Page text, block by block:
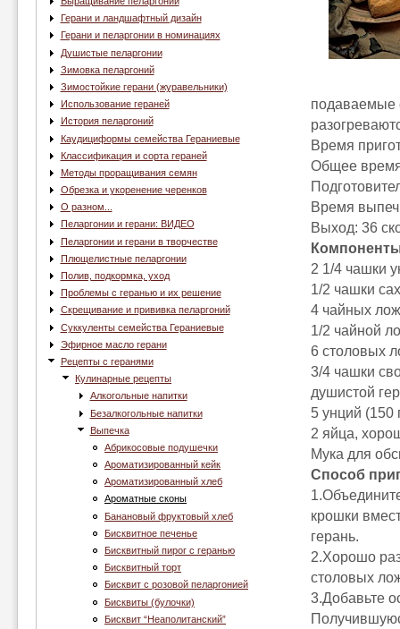
Герани и ландшафтный дизайн
Герани и пеларгонии в номинациях
Душистые пеларгонии
Зимовка пеларгоний
Зимостойкие герани (журавельники)
Использование гераней
История пеларгоний
Каудициформы семейства Гераниевые
Классификация и сорта гераней
Методы проращивания семян
Обрезка и укоренение черенков
О разном...
Пеларгонии и герани: ВИДЕО
Пеларгонии и герани в творчестве
Плющелистные пеларгонии
Полив, подкормка, уход
Проблемы с геранью и их решение
Скрещивание и прививка пеларгоний
Суккуленты семейства Гераниевые
Эфирное масло герани
Рецепты с геранями
Кулинарные рецепты
Алкогольные напитки
Безалкогольные напитки
Выпечка
Абрикосовые подушечки
Ароматизированный кейк
Ароматизированный хлеб
Ароматные сконы
Банановый фруктовый хлеб
Бисквитное печенье
Бисквитный пирог с геранью
Бисквитный торт
Бисквит с розовой пеларгонией
Бисквиты (булочки)
Бисквит “Неаполитанский”
подаваемые
Время
Общее
Время
Выход: 36
2 1/4 чашки
1/2 чашки
4 чайных
1/2 чайной
6 столовых
3/4 чашки
душистой
5 унций (150
2 яйца,
Мука для
Способ
крошки
герань.
2.Хорошо
столовых
3.Добавьте